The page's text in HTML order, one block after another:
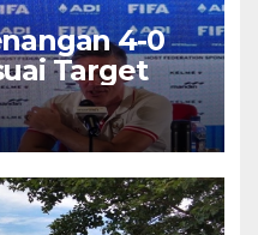
4-0
Target